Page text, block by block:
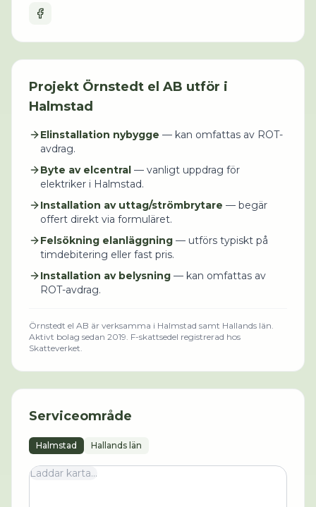
Projekt Örnstedt el AB utför i
Halmstad
Elinstallation nybygge — kan omfattas av ROT-
avdrag.
Byte av elcentral — vanligt uppdrag för
elektriker i Halmstad.
Installation av uttag/strömbrytare — begär
offert direkt via formuläret.
Felsökning elanläggning — utförs typiskt på
timdebitering eller fast pris.
Installation av belysning — kan omfattas av
ROT-avdrag.
Örnstedt el AB är verksamma i Halmstad samt Hallands län.
Aktivt bolag sedan 2019. F-skattsedel registrerad hos
Skatteverket.
Serviceområde
Halmstad Hallands län
Laddar karta...